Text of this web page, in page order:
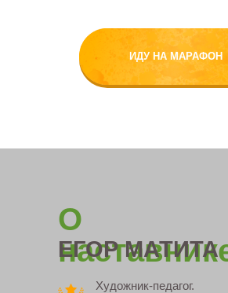
ИДУ НА МАРАФОН
О
ЕГОР МАТИТА
Художник-педагог.